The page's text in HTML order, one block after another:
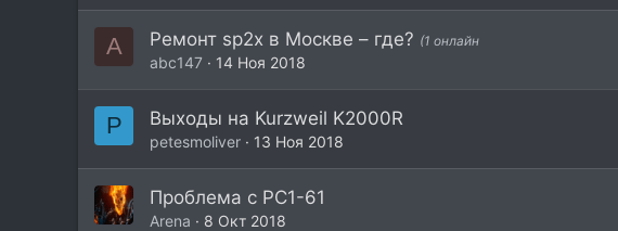
A Ремонт sp2x в Москве – где? (1 онлайн
abc147 14 Ноя 2018
P Выходы на Kurzweil K2000R
petesmoliver 13 Ноя 2018
Проблема с PC1-61
Arena 8 Окт 2018